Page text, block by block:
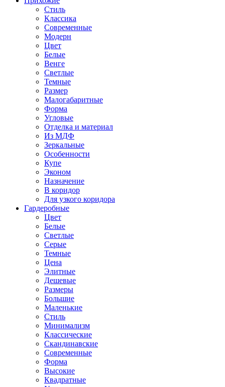
Стиль
Классика
Современные
Модерн
Цвет
Белые
Венге
Светлые
Темные
Размер
Малогабаритные
Форма
Угловые
Отделка и материал
Из МДФ
Зеркальные
Особенности
Купе
Эконом
Назначение
В коридор
Для узкого коридора
Гардеробные
Цвет
Белые
Светлые
Серые
Темные
Цена
Элитные
Дешевые
Размеры
Большие
Маленькие
Стиль
Минимализм
Классические
Скандинавские
Современные
Форма
Высокие
Квадратные